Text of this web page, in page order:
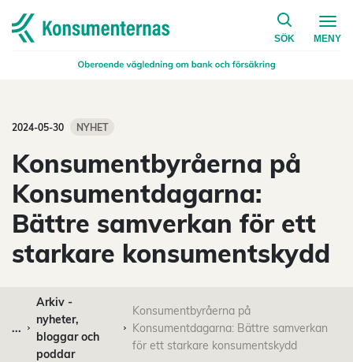
Navigera till startsidan
SÖK
på
MENY
2024-05-30 NYHET
Konsumentbyråerna på
Konsumentdagarna:
Bättre samverkan för ett
starkare konsumentskydd
...
Arkiv -
nyheter,
bloggar och
poddar
Konsumentbyråerna på
Konsumentdagarna: Bättre samverkan
för ett starkare konsumentskydd